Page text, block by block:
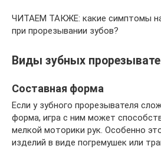
ЧИТАЕМ ТАКЖЕ: какие симптомы
при прорезывании зубов?
Виды зубных
Составная форма
Если у зубного прорезывателя
форма, игра с ним может
мелкой моторики рук. Особенно
изделий в виде погремушек или